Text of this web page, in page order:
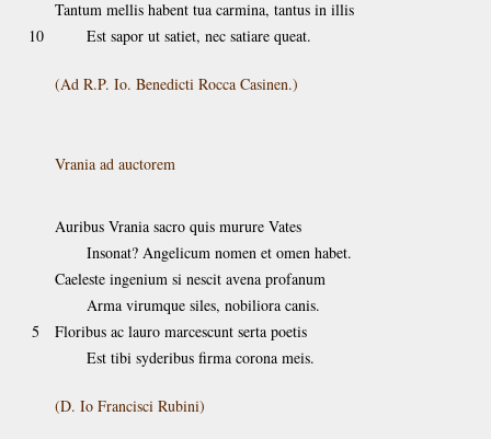
Tantum mellis habent tua carmina, tantus in illis
10
Est sapor ut satiet, nec satiare queat.
(Ad R.P. Io. Benedicti Rocca Casinen.)
Vrania ad auctorem
Auribus Vrania sacro quis murure Vates
Insonat? Angelicum nomen et omen habet.
Caeleste ingenium si nescit avena profanum
Arma virumque siles, nobiliora canis.
5
Floribus ac lauro marcescunt serta poetis
Est tibi syderibus firma corona meis.
(D. Io Francisci Rubini)